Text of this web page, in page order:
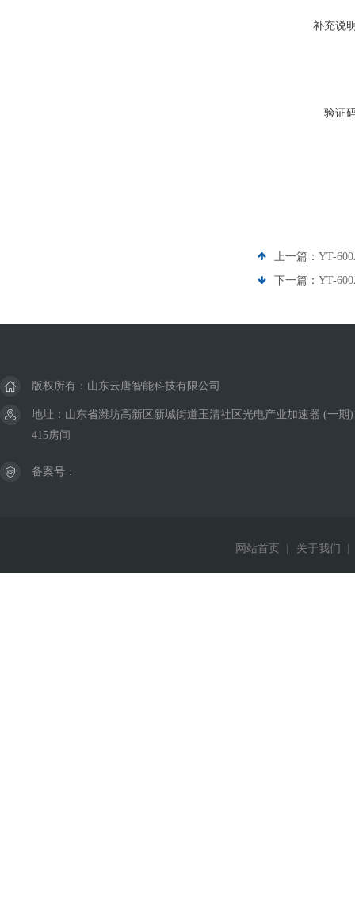
补充说
验证
上一篇： YT-
下一篇： YT-
版权所有：山东云唐智能科技有限公司
地址：山东省潍坊高新区新城街道玉清社区光电产业加速器 (一期
415房间
备案号：
网站首页 关于我们